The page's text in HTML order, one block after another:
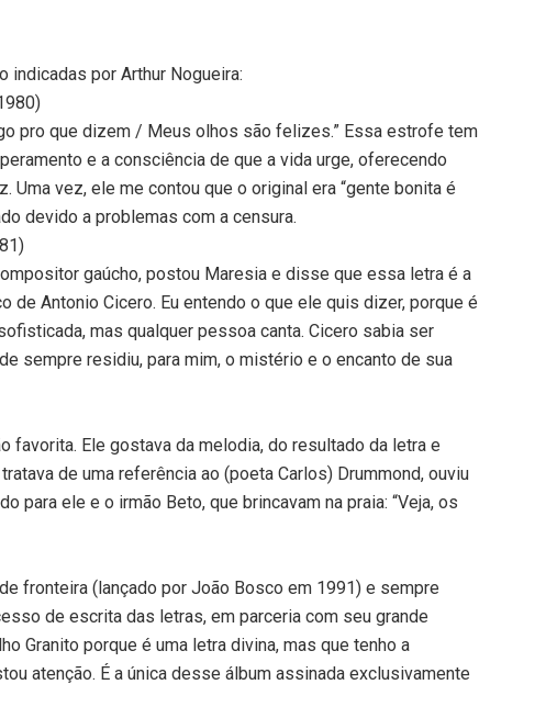
indicadas por Arthur Nogueira:
pro que dizem / Meus olhos são felizes.” Essa estrofe tem
e a consciência de que a vida urge, oferecendo
vez, ele me contou que o original era “gente bonita é
devido a problemas com a censura.
gaúcho, postou Maresia e disse que essa letra é a
de Antonio Cicero. Eu entendo o que ele quis dizer, porque é
mas qualquer pessoa canta. Cicero sabia ser
sempre residiu, para mim, o mistério e o encanto de sua
favorita. Ele gostava da melodia, do resultado da letra e
de uma referência ao (poeta Carlos) Drummond, ouviu
para ele e o irmão Beto, que brincavam na praia: “Veja, os
fronteira (lançado por João Bosco em 1991) e sempre
de escrita das letras, em parceria com seu grande
Granito porque é uma letra divina, mas que tenho a
atenção. É a única desse álbum assinada exclusivamente